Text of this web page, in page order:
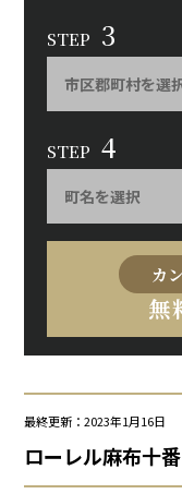
STEP 3
STEP 4
カ
無
最終更新：2023年1月16日
ローレル麻布十番